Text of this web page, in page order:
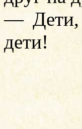
— Дети,
дети!